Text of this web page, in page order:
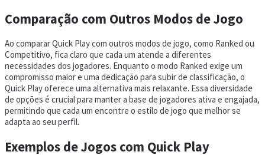
Comparação com Outros Modos de Jogo
Ao comparar Quick Play com outros modos de jogo, como Ranked ou
Competitivo, fica claro que cada um atende a diferentes
necessidades dos jogadores. Enquanto o modo Ranked exige um
compromisso maior e uma dedicação para subir de classificação, o
Quick Play oferece uma alternativa mais relaxante. Essa diversidade
de opções é crucial para manter a base de jogadores ativa e engajada,
permitindo que cada um encontre o estilo de jogo que melhor se
adapta ao seu perfil.
Exemplos de Jogos com Quick Play